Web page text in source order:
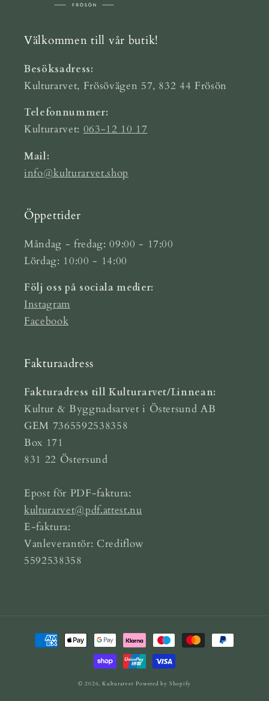
Välkommen till vår butik!
Besöksadress:
Kulturarvet, Frösövägen 57, 832 44 Frösön
Telefonnummer:
Kulturarvet: 063-12 10 17
Mail:
info@kulturarvet.shop
Öppettider
Måndag - fredag: 09:00 - 17:00
Lördag: 10:00 - 14:00
Följ oss på sociala medier:
Instagram
Facebook
Fakturaadress
Fakturadress till Kulturarvet/Linnean:
Kultur & Byggnadsarvet i Östersund AB
GEM 7365592538358
Box 171
831 22 Östersund
Epost för PDF-faktura:
kulturarvet@pdf.attest.nu
E-faktura:
Vanleverantör: Crediflow
5592538358
Betalningsmetoder
© 2026,Kulturarvet Powered by Shopify